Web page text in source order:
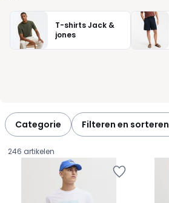
T-shirts Jack &
jones
Categorie Filteren en sorteren
246 artikelen